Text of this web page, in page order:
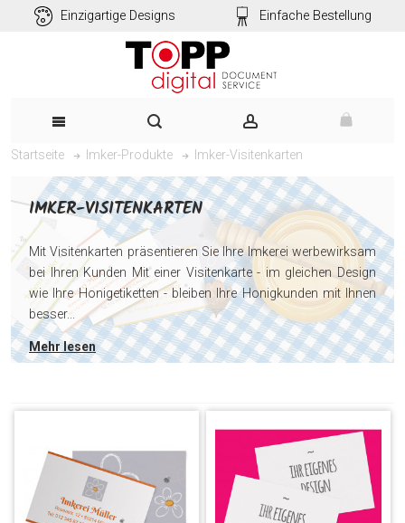
Einzigartige Designs Einfache Bestellung
Startseite Imker-Produkte Imker-Visitenkarten
IMKER-VISITENKARTEN
Mit Visitenkarten präsentieren Sie Ihre Imkerei werbewirksam
bei Ihren Kunden Mit einer Visitenkarte - im gleichen Design
wie Ihre Honigetiketten - bleiben Ihre Honigkunden mit Ihnen
besser...
Mehr lesen